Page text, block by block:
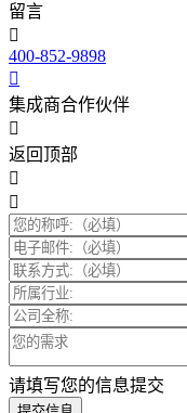
留言
400-852-9898
集成商合作伙伴
返回顶部
请填写您的信息提交